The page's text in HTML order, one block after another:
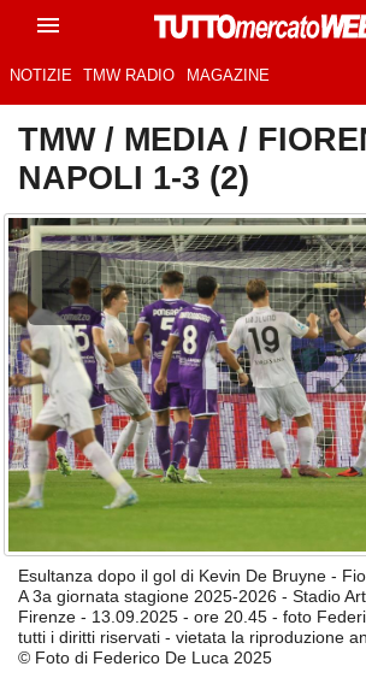
NOTIZIE TMW RADIO MAGAZINE
TMW/ MEDIA /
NAPOLI 1-3 (2)
Esultanza dopo il gol di Kevin De Bruyne -
A 3a giornata stagione 2025-2026 - Stadio
Firenze - 13.09.2025 - ore 20.45 - foto
tutti i diritti riservati - vietata la riproduzione
© Foto di Federico De Luca 2025